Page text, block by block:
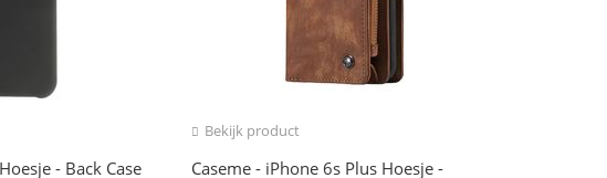
- Back Case
Bekijk product
Caseme - iPhone 6s Plus Hoesje -